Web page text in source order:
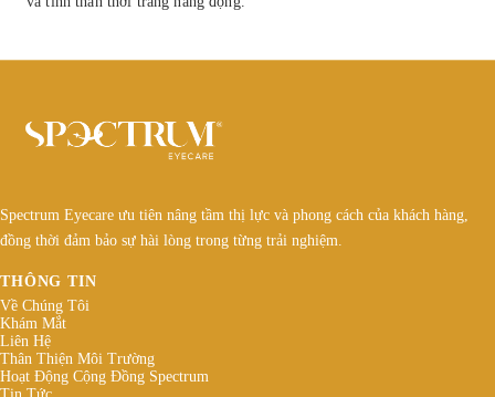
Spectrum Eyecare ưu tiên nâng tầm thị lực và phong cách của khách hàng,
đồng thời đảm bảo sự hài lòng trong từng trải nghiệm.
THÔNG TIN
Về Chúng Tôi
Khám Mắt
Liên Hệ
Thân Thiện Môi Trường
Hoạt Động Cộng Đồng Spectrum